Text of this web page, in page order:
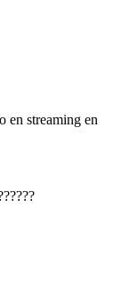
en streaming en